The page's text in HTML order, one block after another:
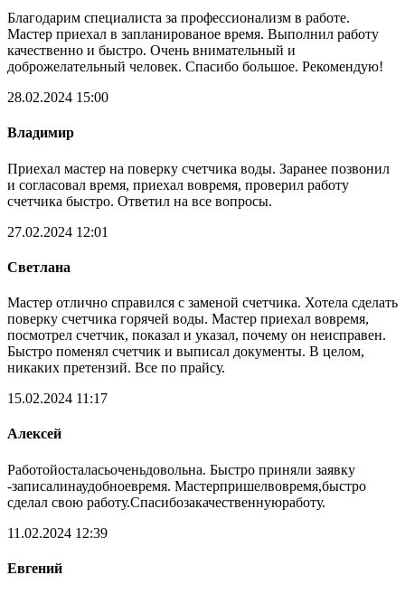
Благодарим специалиста за профессионализм в работе.
Мастер приехал в запланированое время. Выполнил работу
качественно и быстро. Очень внимательный и
доброжелательный человек. Спасибо большое. Рекомендую!
28.02.2024 15:00
Владимир
Приехал мастер на поверку счетчика воды. Заранее позвонил
и согласовал время, приехал вовремя, проверил работу
счетчика быстро. Ответил на все вопросы.
27.02.2024 12:01
Светлана
Мастер отлично справился с заменой счетчика. Хотела сделать
поверку счетчика горячей воды. Мастер приехал вовремя,
посмотрел счетчик, показал и указал, почему он неисправен.
Быстро поменял счетчик и выписал документы. В целом,
никаких претензий. Все по прайсу.
15.02.2024 11:17
Алексей
Работойосталасьоченьдовольна. Быстро приняли заявку
-записалинаудобноевремя. Мастерпришелвовремя,быстро
сделал свою работу.Спасибозакачественнуюработу.
11.02.2024 12:39
Евгений